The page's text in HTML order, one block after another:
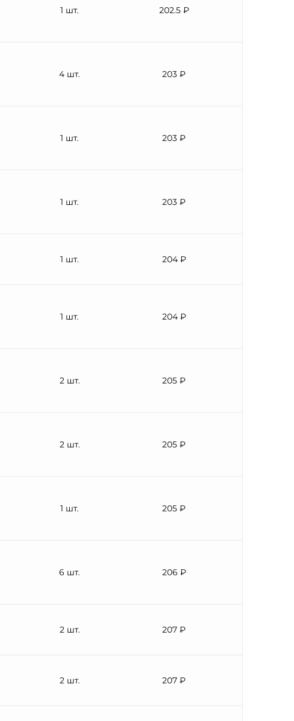
1 шт. 202.5 ₽
4 шт. 203 ₽
1 шт. 203 ₽
1 шт. 203 ₽
1 шт. 204 ₽
1 шт. 204 ₽
2 шт. 205 ₽
2 шт. 205 ₽
1 шт. 205 ₽
6 шт. 206 ₽
2 шт. 207 ₽
2 шт. 207 ₽